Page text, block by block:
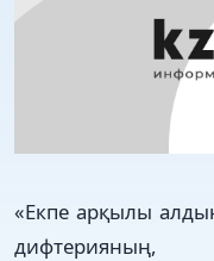
«Екпе арқылы
дифтерияның,